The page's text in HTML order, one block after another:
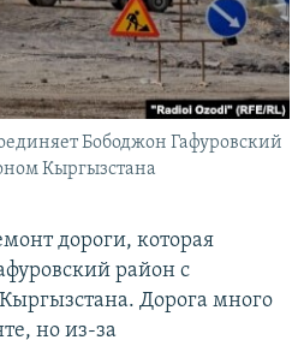
Бободжон Гафуровский
Кыргызстана
дороги, которая
район с
Дорога много
но из-за